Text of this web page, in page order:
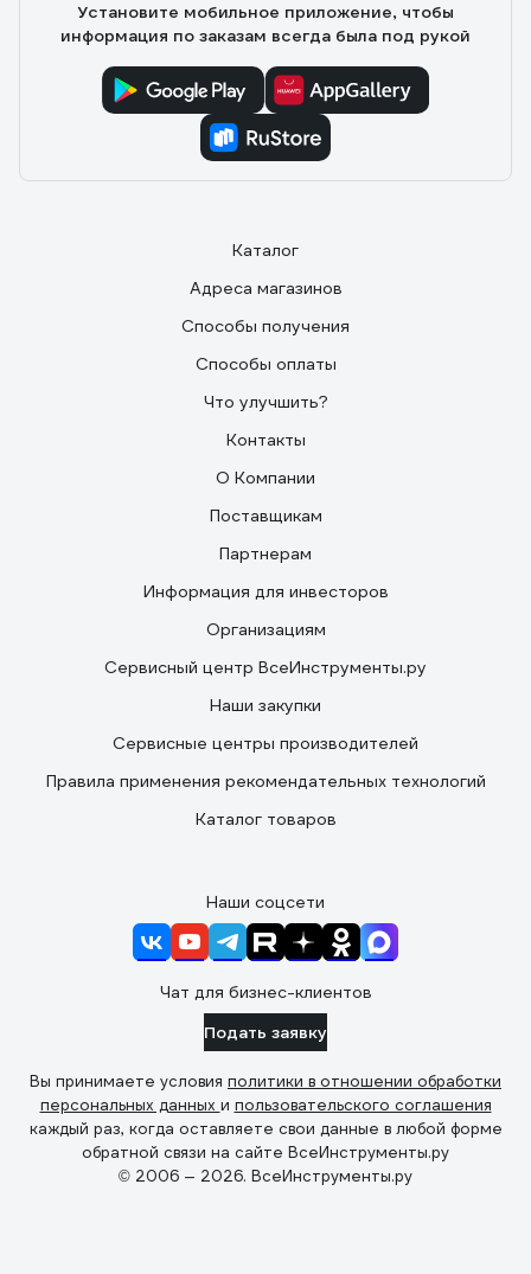
Установите мобильное приложение, чтобы
информация по заказам всегда была под рукой
Каталог
Адреса магазинов
Способы получения
Способы оплаты
Что улучшить?
Контакты
О Компании
Поставщикам
Партнерам
Информация для инвесторов
Организациям
Сервисный центр ВсеИнструменты.ру
Наши закупки
Сервисные центры производителей
Правила применения рекомендательных технологий
Каталог товаров
Наши соцсети
Чат для бизнес-клиентов
Подать заявку
Вы принимаете условия политики в отношении обработки
персональных данных и пользовательского соглашения
каждый раз, когда оставляете свои данные в любой форме
обратной связи на сайте ВсеИнструменты.ру
© 2006 — 2026. ВсеИнструменты.ру